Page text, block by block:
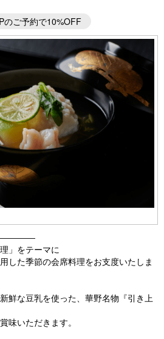
のご予約で10%OFF
」をテーマに
した季節の会席料理をお支度いたしま
鮮な豆乳を使った、華野名物『引き上
味いただきます。